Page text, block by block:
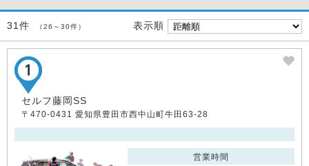
31件 （26～30件） 表示順
セルフ藤岡SS
〒470-0431 愛知県豊田市西中山町牛田63-28
営業時間